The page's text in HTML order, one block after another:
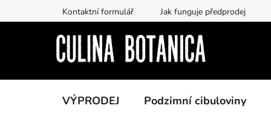
na
Kontaktní formulář Jak funguje předprodej
VÝPRODEJ Podzimní cibuloviny